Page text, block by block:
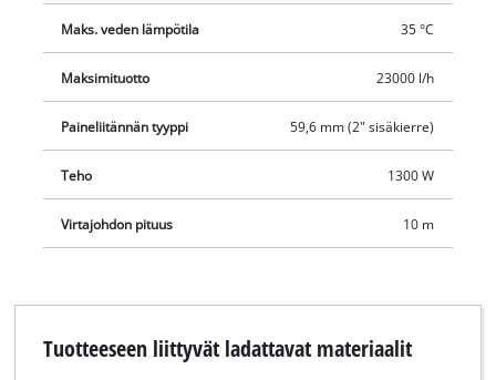
Tarvitsemme suostumuksesi palvelun
Maks. veden lämpötila 35 °C
Maksimituotto 23000 l/h
Paineliitännän tyyppi 59,6 mm (2" sisäkierre)
Teho 1300 W
Virtajohdon pituus 10 m
Tuotteeseen liittyvät ladattavat materiaalit